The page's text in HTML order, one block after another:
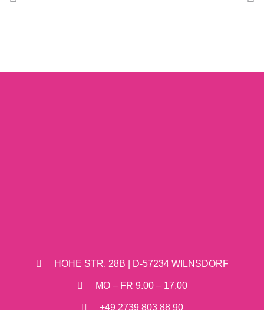
HOHE STR. 28B | D-57234 WILNSDORF
MO – FR 9.00 – 17.00
+49 2739 803 88 90